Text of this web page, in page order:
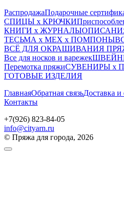
РаспродажаПодарочные
СПИЦЫ х КРЮЧКИ
КНИГИ х ЖУРНАЛЫ
ТЕСЬМА х МЕХ х ПОМПОНЫ
ВСЁ ДЛЯ ОКРАШИВАНИЯ
Все для носков и варежек
Перемотка пряжиСУВЕНИРЫ х
ГОТОВЫЕ ИЗДЕЛИЯ
ГлавнаяОбратная связьДоставка и
Контакты
+7(926) 823-84-05
info@cityarn.ru
© Пряжа для города, 2026